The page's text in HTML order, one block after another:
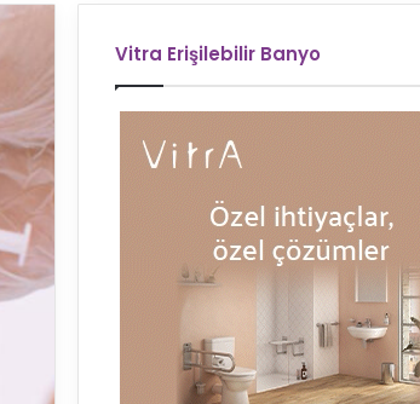
Vitra Erişilebilir Banyo